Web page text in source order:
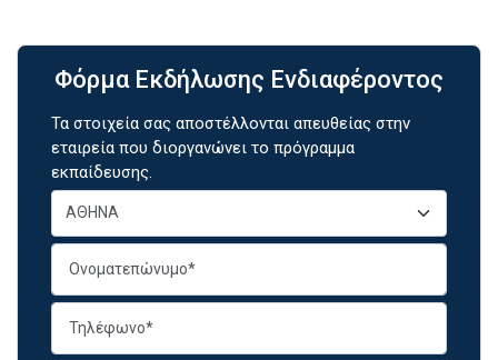
Φόρμα Εκδήλωσης Ενδιαφέροντος
Τα στοιχεία σας αποστέλλονται απευθείας στην
εταιρεία που διοργανώνει το πρόγραμμα
εκπαίδευσης.